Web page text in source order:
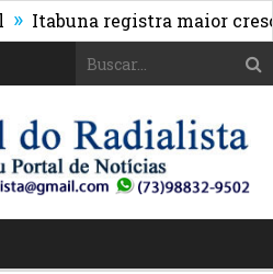
Itabuna registra maior